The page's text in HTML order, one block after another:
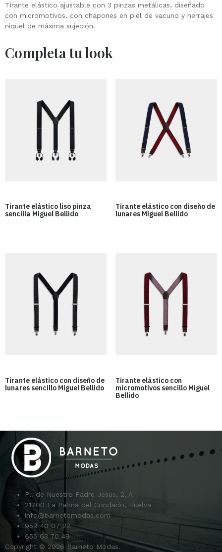
Tirante elástico ajustable con 3 pinzas metálicas, diseñado
con micromotivos, con chapones en piel de vacuno y herrajes
níquel de máxima sujeción.
Tirante elástico liso pinza
sencilla Miguel Bellido
Tirante elástico con diseño de
lunares Miguel Bellido
Tirante elástico con diseño de
lunares sencillo Miguel Bellido
Tirante elástico con
micromotivos sencillo Miguel
Bellido
Pl. de Nuestro Padre Jesús, 2, A
21700 La Palma del Condado, Huelva
info@barnetomodas.com
959 40 07 22
655 63 70 49
Copyright © 2026 Barneto Modas.